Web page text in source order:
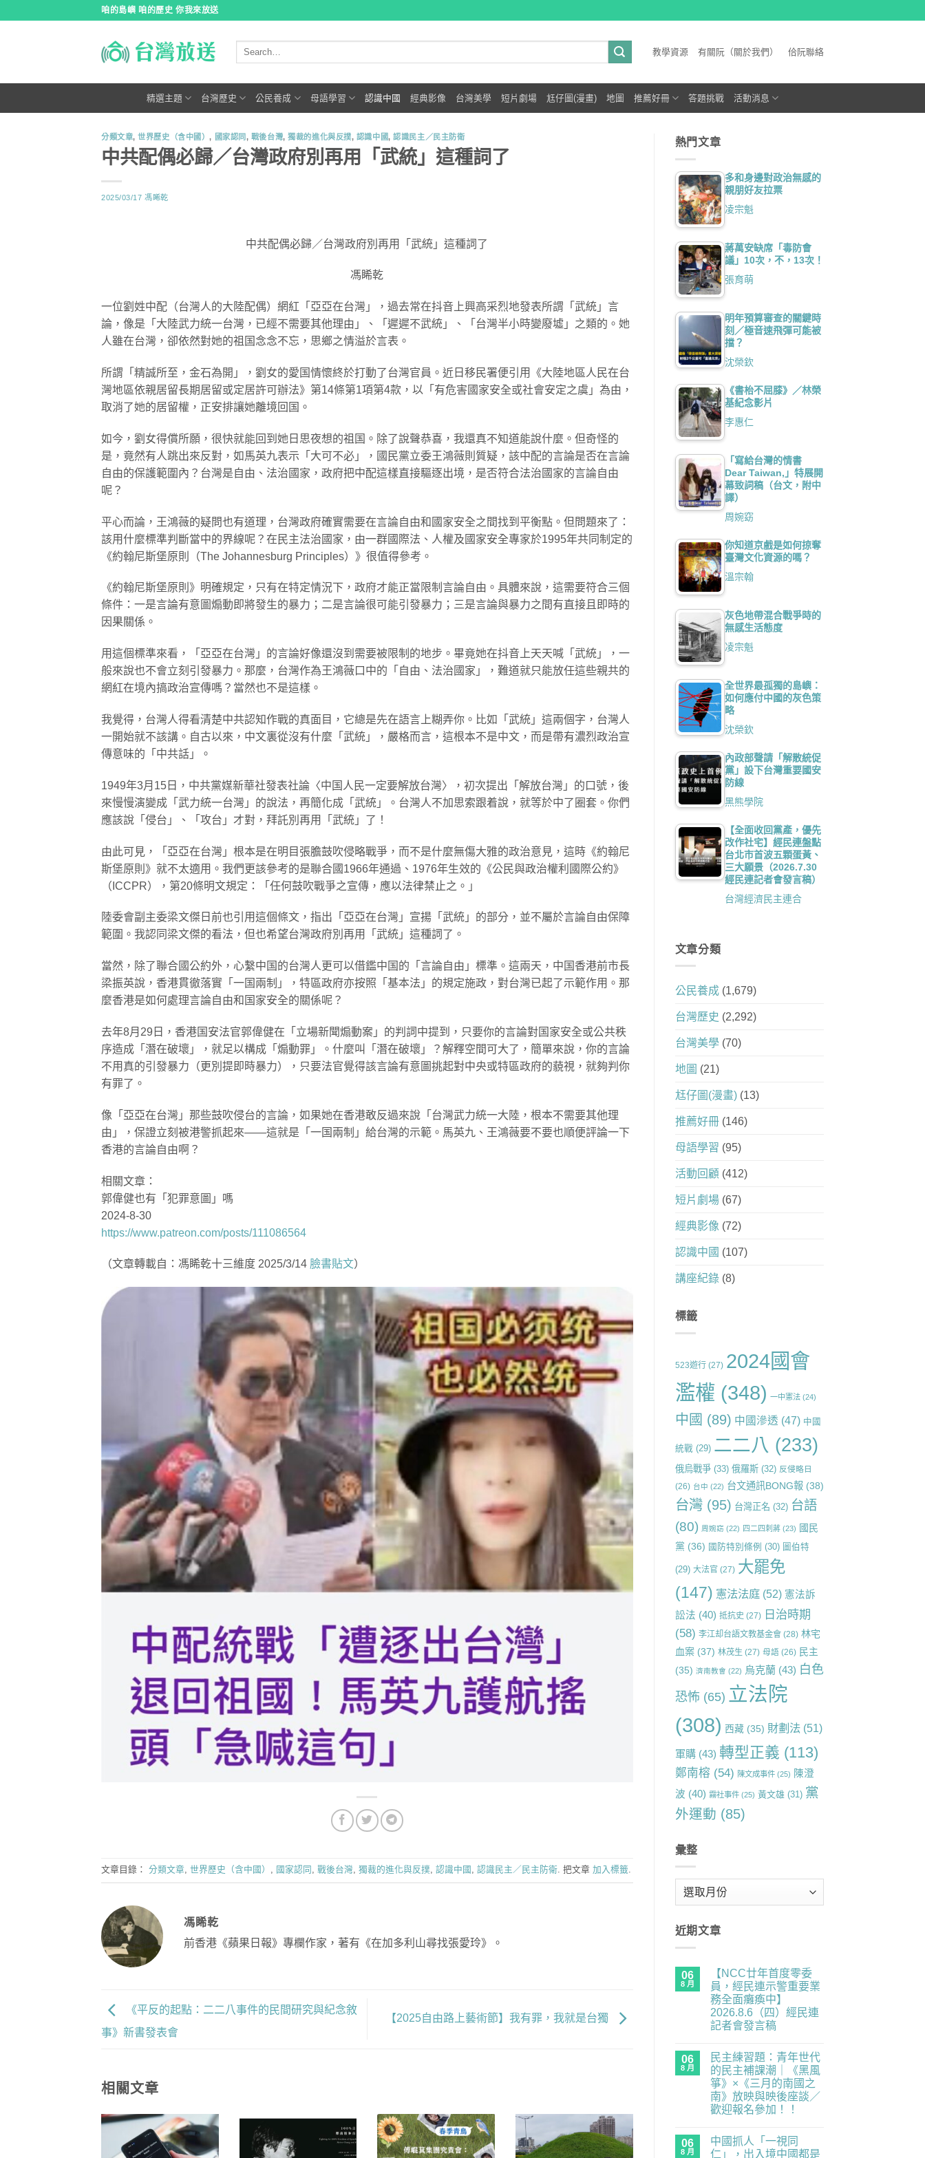
咱的島嶼 咱的歷史 你我來放送
教學資源 有關阮（關於我們） 佮阮聯絡
精選主題 台灣歷史 公民養成 母語學習 認識中國 經典影像 台灣美學 短片劇場 尪仔圖(漫畫) 地圖 推薦好冊 答題挑戰 活動消息
分類文章,世界歷史（含中國）, 國家認同, 戰後台灣,獨裁的進化與反撲, 認識中國,認識民主／民主防衛
中共配偶必歸／台灣政府別再用「武統」這種詞了
2025/03/17 馮睎乾
中共配偶必歸／台灣政府別再用「武統」這種詞了
馮睎乾
一位劉姓中配（台灣人的大陸配偶）網紅「亞亞在台灣」，過去常在抖音上興高采烈地發表所謂「武統」言
論，像是「大陸武力統一台灣，已經不需要其他理由」、「遲遲不武統」、「台灣半小時變廢墟」之類的。她
人雖在台灣，卻依然對她的祖国念念不忘，思鄉之情溢於言表。
所謂「精誠所至，金石為開」，劉女的愛国情懷終於打動了台灣官員。近日移民署便引用《大陸地區人民在台
灣地區依親居留長期居留或定居許可辦法》第14條第1項第4款，以「有危害國家安全或社會安定之虞」為由，
取消了她的居留權，正安排讓她離境回国。
如今，劉女得償所願，很快就能回到她日思夜想的祖国。除了說聲恭喜，我還真不知道能說什麼。但奇怪的
是，竟然有人跳出來反對，如馬英九表示「大可不必」，國民黨立委王鴻薇則質疑，該中配的言論是否在言論
自由的保護範圍內？台灣是自由、法治國家，政府把中配這樣直接驅逐出境，是否符合法治國家的言論自由
呢？
平心而論，王鴻薇的疑問也有道理，台灣政府確實需要在言論自由和國家安全之間找到平衡點。但問題來了：
該用什麼標準判斷當中的界線呢？在民主法治國家，由一群國際法、人權及國家安全專家於1995年共同制定的
《約翰尼斯堡原則（The Johannesburg Principles）》很值得參考。
《約翰尼斯堡原則》明確規定，只有在特定情況下，政府才能正當限制言論自由。具體來說，這需要符合三個
條件：一是言論有意圖煽動即將發生的暴力；二是言論很可能引發暴力；三是言論與暴力之間有直接且即時的
因果關係。
用這個標準來看，「亞亞在台灣」的言論好像還沒到需要被限制的地步。畢竟她在抖音上天天喊「武統」，一
般來說也不會立刻引發暴力。那麼，台灣作為王鴻薇口中的「自由、法治國家」，難道就只能放任這些親共的
網紅在境內搞政治宣傳嗎？當然也不是這樣。
我覺得，台灣人得看清楚中共認知作戰的真面目，它總是先在語言上糊弄你。比如「武統」這兩個字，台灣人
一開始就不該講。自古以來，中文裏從沒有什麼「武統」，嚴格而言，這根本不是中文，而是帶有濃烈政治宣
傳意味的「中共話」。
1949年3月15日，中共黨媒新華社發表社論〈中国人民一定要解放台灣〉，初次提出「解放台灣」的口號，後
來慢慢演變成「武力統一台灣」的說法，再簡化成「武統」。台灣人不加思索跟着說，就等於中了圈套。你們
應該說「侵台」、「攻台」才對，拜託別再用「武統」了！
由此可見，「亞亞在台灣」根本是在明目張膽鼓吹侵略戰爭，而不是什麼無傷大雅的政治意見，這時《約翰尼
斯堡原則》就不太適用。我們更該參考的是聯合國1966年通過、1976年生效的《公民與政治權利國際公約》
（ICCPR），第20條明文規定：「任何鼓吹戰爭之宣傳，應以法律禁止之。」
陸委會副主委梁文傑日前也引用這個條文，指出「亞亞在台灣」宣揚「武統」的部分，並不屬於言論自由保障
範圍。我認同梁文傑的看法，但也希望台灣政府別再用「武統」這種詞了。
當然，除了聯合國公約外，心繫中国的台灣人更可以借鑑中国的「言論自由」標準。這兩天，中国香港前市長
梁振英說，香港貫徹落實「一国兩制」，特區政府亦按照「基本法」的規定施政，對台灣已起了示範作用。那
麼香港是如何處理言論自由和国家安全的關係呢？
去年8月29日，香港国安法官郭偉健在「立場新聞煽動案」的判詞中提到，只要你的言論對国家安全或公共秩
序造成「潛在破壞」，就足以構成「煽動罪」。什麼叫「潛在破壞」？解釋空間可大了，簡單來說，你的言論
不用真的引發暴力（更別提即時暴力），只要法官覺得該言論有意圖挑起對中央或特區政府的藐視，就夠判你
有罪了。
像「亞亞在台灣」那些鼓吹侵台的言論，如果她在香港敢反過來說「台灣武力統一大陸，根本不需要其他理
由」，保證立刻被港警抓起來——這就是「一国兩制」給台灣的示範。馬英九、王鴻薇要不要也順便評論一下
香港的言論自由啊？
相關文章：
郭偉健也有「犯罪意圖」嗎
2024-8-30
https://www.patreon.com/posts/111086564
（文章轉載自：馮睎乾十三維度 2025/3/14 臉書貼文）
文章目錄： 分類文章 世界歷史（含中國） 國家認同 戰後台灣 獨裁的進化與反撲 認識中國 認識民主／民主防衛 . 把文章 加入標籤
馮睎乾
前香港《蘋果日報》專欄作家，著有《在加多利山尋找張愛玲》。
《平反的起點：二二八事件的民間研究與紀念敘
事》新書發表會
【2025自由路上藝術節】我有罪，我就是台獨
相關文章
熱門文章
多和身邊對政治無感的
親朋好友拉票
凌宗魁
蔣萬安缺席「毒防會
議」10次，不，13次！
張育萌
明年預算審查的關鍵時
刻／極音速飛彈可能被
擋？
沈榮欽
《書枱不屈膝》／林榮
基紀念影片
李惠仁
「寫給台灣的情書
Dear Taiwan,」特展開
幕致詞稿（台文，附中
譯）
周婉窈
你知道京戲是如何掠奪
臺灣文化資源的嗎？
溫宗翰
灰色地帶混合戰爭時的
無感生活態度
凌宗魁
全世界最孤獨的島嶼：
如何應付中國的灰色策
略
沈榮欽
內政部聲請「解散統促
黨」設下台灣重要國安
防線
黑熊學院
【全面收回黨產，優先
改作社宅】經民連盤點
台北市首波五顆蛋黃、
三大願景（2026.7.30
經民連記者會發言稿）
台灣經濟民主連合
文章分類
公民養成(1,679)
台灣歷史 (2,292)
台灣美學(70)
地圖 (21)
尪仔圖(漫畫)(13)
推薦好冊(146)
母語學習 (95)
活動回顧 (412)
短片劇場(67)
經典影像 (72)
認識中國 (107)
講座紀錄(8)
標籤
523遊行(27) 2024國會
濫權 (348) 一中憲法(24)
中國 (89) 中國滲透 (47) 中國
統戰 (29) 二二八 (233)
俄烏戰爭(33) 俄羅斯(32) 反侵略日
(26) 台中 (22) 台文通訊BONG報(38)
台灣(95) 台灣正名 (32) 台語
(80) 周婉窈 (22) 四二四刺蔣(23) 國民
黨 (36) 國防特別條例 (30) 圖伯特
(29) 大法官(27) 大罷免
(147) 憲法法庭(52) 憲法訴
訟法 (40) 抵抗史 (27) 日治時期
(58) 李江却台語文教基金會(28) 林宅
血案(37) 林茂生 (27) 母語(26) 民主
(35) 濟南教會 (22) 烏克蘭(43) 白色
恐怖 (65) 立法院
(308) 西藏(35) 財劃法(51)
軍購(43) 轉型正義 (113)
鄭南榕 (54) 陳文成事件(25) 陳澄
波 (40) 霧社事件(25) 黃文雄(31) 黨
外運動 (85)
彙整
近期文章
06
8 月
【NCC廿年首度零委
員，經民連示警重要業
務全面癱瘓中】
2026.8.6（四）經民連
記者會發言稿
廿
年
首
度
零
委
員，
連
示
警
留
言
06
8 月
民主練習題：青年世代
的民主補課潮｜《黑風
箏》×《三月的南國之
南》放映與映後座談／
歡迎報名參加！！
主
練
留
言
06
8 月
中國抓人「一視同
仁」，出入境中國都是